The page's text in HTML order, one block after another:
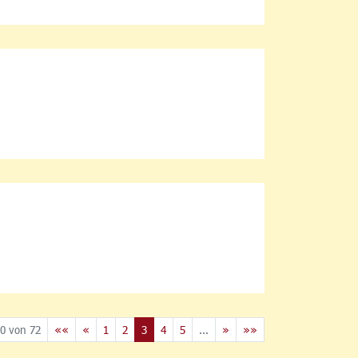
von 72 «« « 1 2 3 4 5 ... » »»